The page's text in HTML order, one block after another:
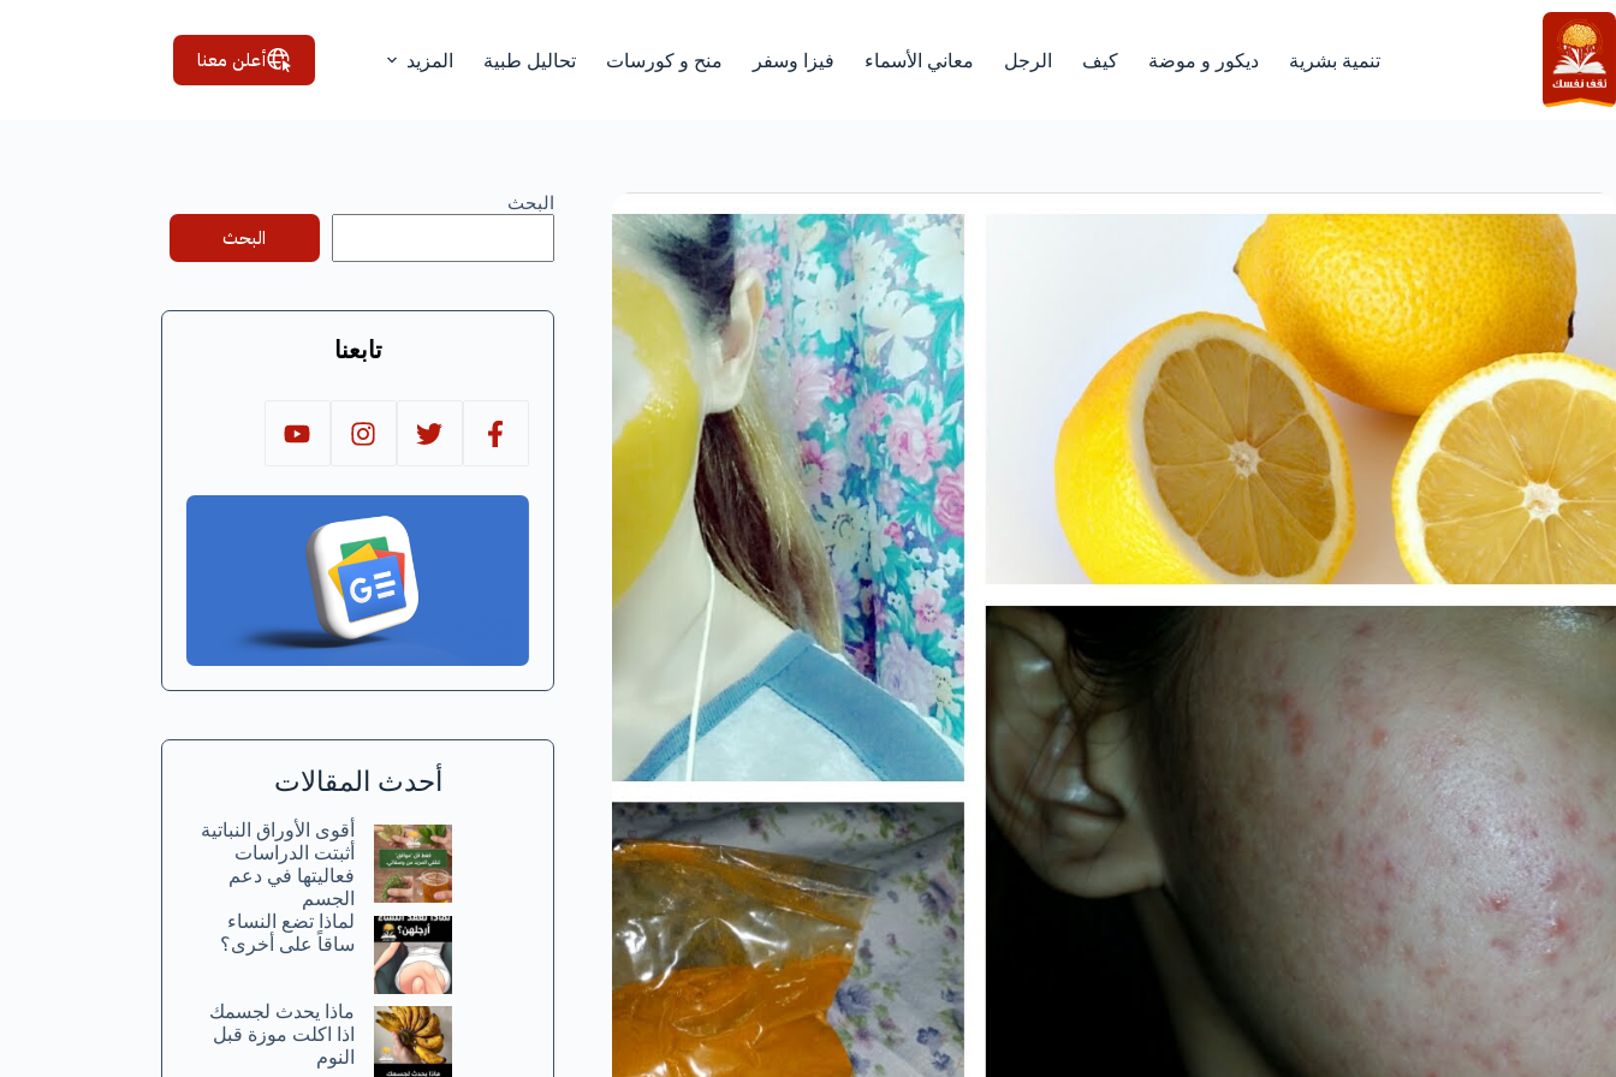
التجاوز
إلى
المحتوى
تنمية بشرية ديكور و موضة كيف الرجل معاني الأسماء فيزا وسفر منح و كورسات تحاليل طبية المزيد أعلن معنا
البحث
البحث
تابعنا
أحدث المقالات
أقوى الأوراق النباتية
أثبتت الدراسات
فعاليتها في دعم
الجسم
لماذا تضع النساء
ساقاً على أخرى؟
ماذا يحدث لجسمك
اذا اكلت موزة قبل
النوم